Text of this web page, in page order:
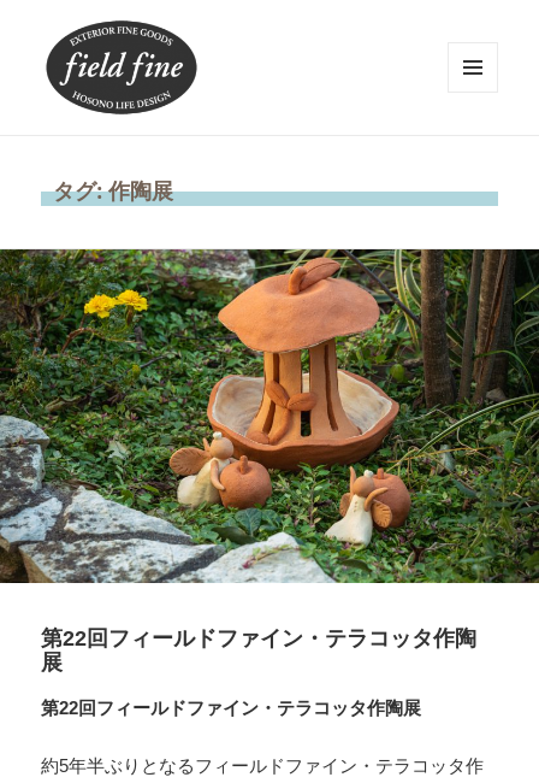
タグ:作陶展
第22回フィールドファイン・テラコッタ作陶
展
第22回フィールドファイン・テラコッタ作陶展
約5年半ぶりとなるフィールドファイン・テラコッタ作